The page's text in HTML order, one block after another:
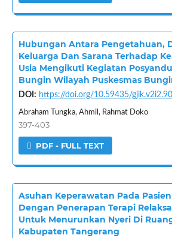
Hubungan Antara Pengetahuan,
Keluarga Dan Sarana Terhadap
Usia Mengikuti Kegiatan
Bungin Wilayah Puskesmas
DOI: https://doi.org/10.59435/
Abraham Tungka, Ahmil, Rahmat Doko
397-403
PDF - FULL TEXT
Asuhan Keperawatan Pada
Dengan Penerapan Terapi
Untuk Menurunkan Nyeri Di
Kabupaten Tangerang